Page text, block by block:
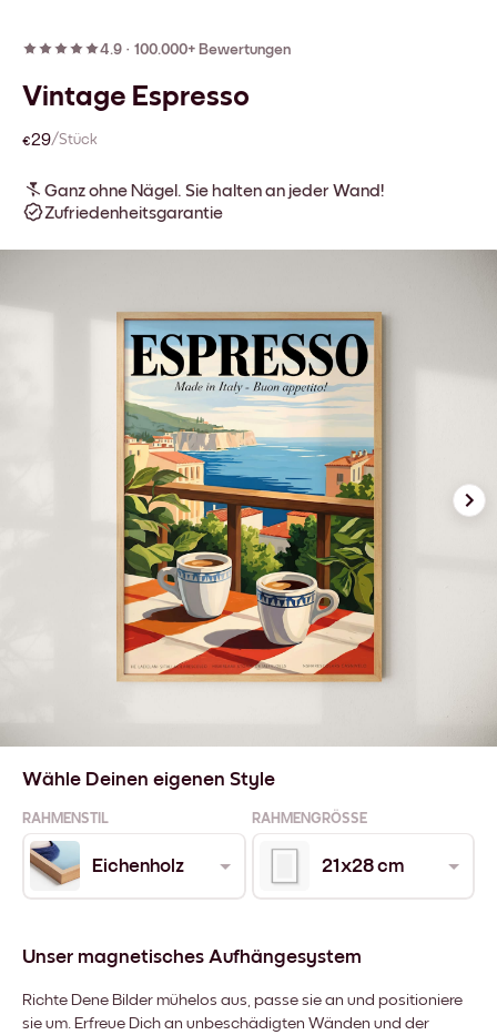
4.9 · 100.000+ Bewertungen
Vintage Espresso
€29/Stück
Ganz ohne Nägel. Sie halten an jeder Wand!
Zufriedenheitsgarantie
Wähle Deinen eigenen Style
RAHMENSTIL RAHMENGRÖSSE
Eichenholz 21x28 cm
Unser magnetisches Aufhängesystem
Richte Dene Bilder mühelos aus, passe sie an und positioniere
sie um. Erfreue Dich an unbeschädigten Wänden und der